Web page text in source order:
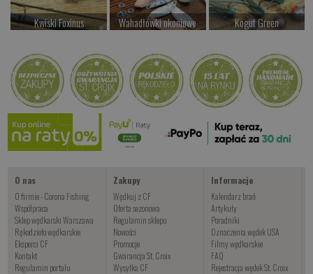
Kwiski Foxinus
Kup teraz >
Wahadłówki okoniowe
Kup teraz >
Kogut Green
Kup teraz >
ESOX
Czekamy na dostawę
Kup teraz >
O nas
O firmie - Corona Fishing
Współpraca
Sklep wędkarski Warszawa
Rękodzieło wędkarskie
Eksperci CF
Kontakt
Regulamin portalu
Zakupy
Wędkuj z CF
Oferta sezonowa
Regulamin sklepu
Nowości
Promocje
Gwarancja St. Croix
Wysyłka CF
Informacje
Kalendarz brań
Artykuły
Poradniki
Oznaczenia wędek USA
Filmy wędkarskie
FAQ
Rejestracja wędek St. Croix